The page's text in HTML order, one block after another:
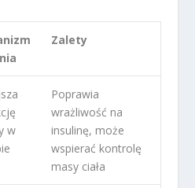
Zalety
w
Poprawia
wrażliwość na
insulinę, może
wspierać kontrolę
masy ciała